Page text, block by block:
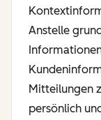
Anstelle
Mitteilungen
persönlich